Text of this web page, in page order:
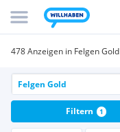
478 Anzeigen in Felgen Gold
Filtern 1